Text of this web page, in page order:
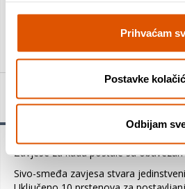
Prihvaćam
Postavke
Odbijam
Detalji proizvoda
Zavjese za kadu postale su
Sivo-smeđa zavjesa stvara